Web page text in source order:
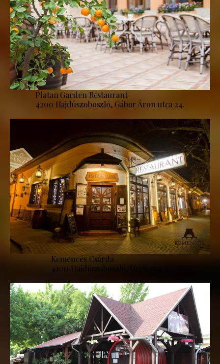
Platan Garden Restaurant
4200 Hajdúszoboszló, Gábor Áron utca 24.
Kemencés Csárda
4200 Hajdúszoboszló, Daru zug 1.